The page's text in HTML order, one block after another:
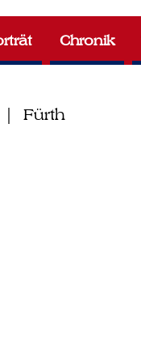
Chronik
| Fürth